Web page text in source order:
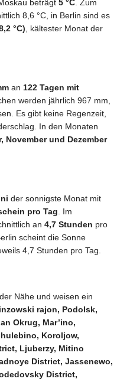
beträgt 5 °C. Zum
8,6 °C, in Berlin sind es
°C), kältester Monat der
an 122 Tagen mit
werden jährlich 967 mm,
Es gibt keine Regenzeit,
In den Monaten
November und Dezember
der sonnigste Monat mit
pro Tag. Im
an 4,7 Stunden pro
scheint die Sonne
4,7 Stunden pro Tag.
Nähe und weisen ein
rajon, Podolsk,
Okrug, Mar’ino,
Koroljow,
Ljuberzy, Mitino
District, Jassenewo,
District,